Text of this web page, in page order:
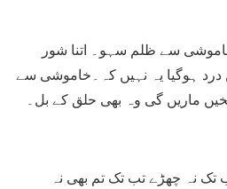
خاموشی سے ظلم سہو۔ اتنا شور
ہوگیا یہ نہیں کہ۔خاموشی سے
ماریں گی وہ بھی حلق کے بل۔
نہ چھڑے تب تک تم بھی نہ